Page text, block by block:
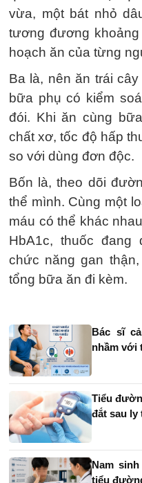
vừa, một bát nhỏ
tương đương
hoạch ăn của từng
Ba là, nên ăn trái
bữa phụ có kiểm
đói. Khi ăn cùng
chất xơ, tốc độ hấp
so với dùng đơn độc.
Bốn là, theo dõi
thể mình. Cùng một
máu có thể khác
HbA1c, thuốc đang
chức năng gan
tổng bữa ăn đi kèm.
Bác sĩ
nhầm với
Tiểu
đắt sau ly
Nam
tiểu